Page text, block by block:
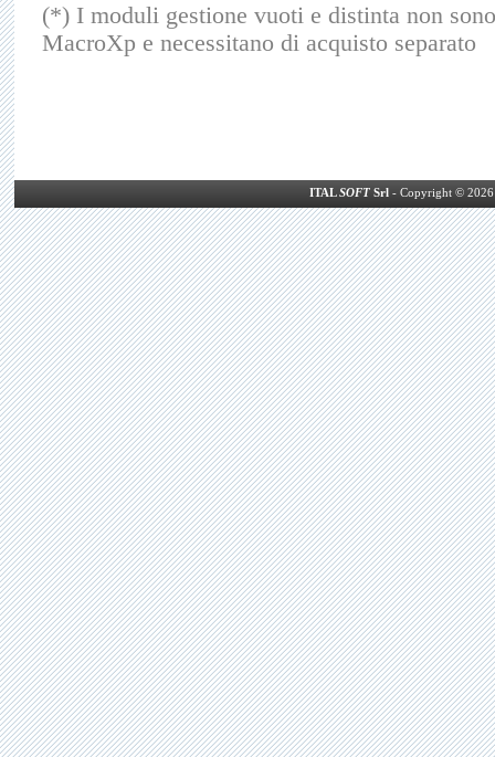
(*) I moduli gestione vuoti e distinta non
MacroXp e necessitano di acquisto separato
ITALSOFT Srl - Copyright ©